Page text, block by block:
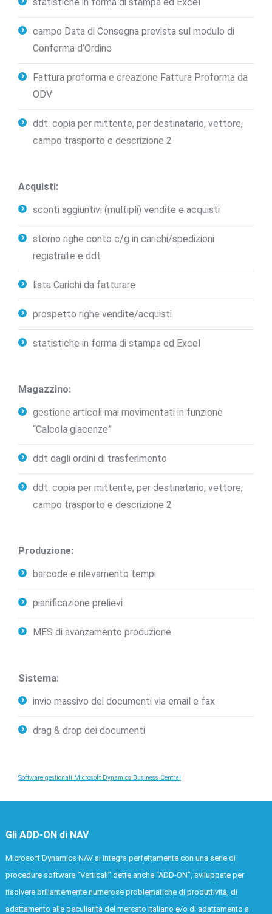
campo Data di Consegna prevista sul modulo di
Conferma d’Ordine
Fattura proforma e creazione Fattura Proforma da
ODV
ddt: copia per mittente, per destinatario, vettore,
campo trasporto e descrizione 2
Acquisti:
sconti aggiuntivi (multipli) vendite e acquisti
storno righe conto c/g in carichi/spedizioni
registrate e ddt
lista Carichi da fatturare
prospetto righe vendite/acquisti
statistiche in forma di stampa ed Excel
Magazzino:
gestione articoli mai movimentati in funzione
“Calcola giacenze”
ddt dagli ordini di trasferimento
ddt: copia per mittente, per destinatario, vettore,
campo trasporto e descrizione 2
Produzione:
barcode e rilevamento tempi
pianificazione prelievi
MES di avanzamento produzione
Sistema:
invio massivo dei documenti via email e fax
drag & drop dei documenti
Software gestionali Microsoft Dynamics Business Central
Gli ADD-ON di NAV
Microsoft Dynamics NAV si integra perfettamente con una serie di
procedure software “Verticali” dette anche “ADD-ON”, sviluppate per
risolvere brillantemente numerose problematiche di produttività, di
adattamento alle peculiarità del mercato italiano e/o di adattamento a